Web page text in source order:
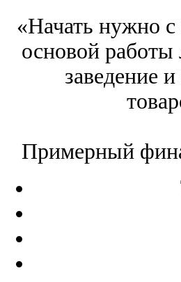
«Начать нужно с
основой
заведение
Примерный